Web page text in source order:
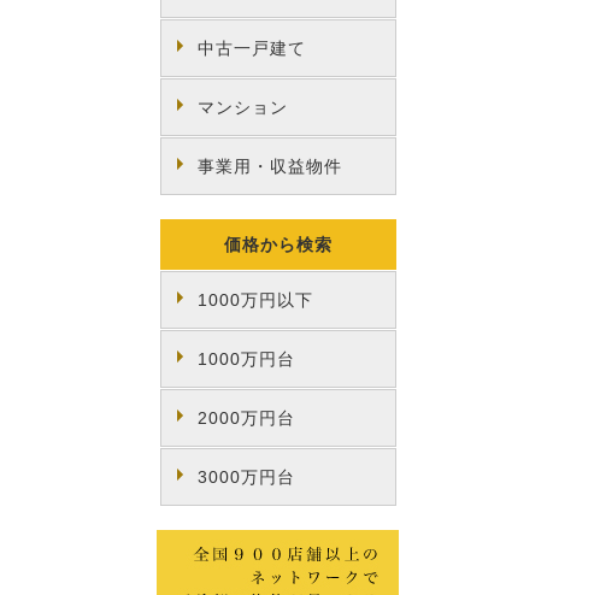
中古一戸建て
マンション
事業用・収益物件
価格から検索
1000万円以下
1000万円台
2000万円台
3000万円台